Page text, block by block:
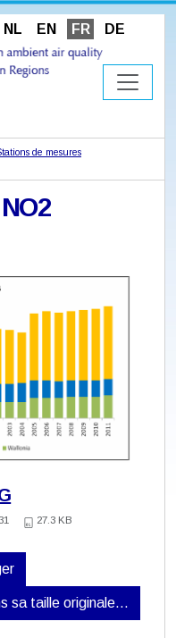
NL EN FR DE
de mesures
27.3 KB
sa taille originale…